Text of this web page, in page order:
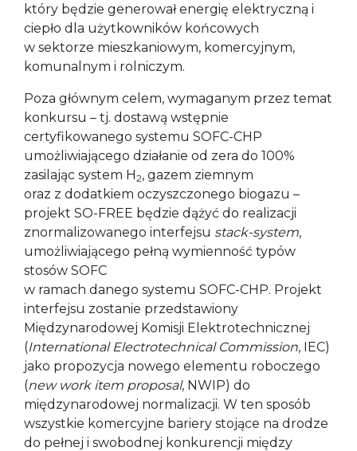
który będzie generował energię elektryczną i
ciepło dla użytkowników końcowych
w sektorze mieszkaniowym, komercyjnym,
komunalnym i rolniczym.
Poza głównym celem, wymaganym przez temat
konkursu – tj. dostawą wstępnie
certyfikowanego systemu SOFC-CHP
umożliwiającego działanie od zera do 100%
zasilając system H2, gazem ziemnym
oraz z dodatkiem oczyszczonego biogazu –
projekt SO-FREE będzie dążyć do realizacji
znormalizowanego interfejsu stack-system,
umożliwiającego pełną wymienność typów
stosów SOFC
w ramach danego systemu SOFC-CHP. Projekt
interfejsu zostanie przedstawiony
Międzynarodowej Komisji Elektrotechnicznej
(International Electrotechnical Commission, IEC)
jako propozycja nowego elementu roboczego
(new work item proposal, NWIP) do
międzynarodowej normalizacji. W ten sposób
wszystkie komercyjne bariery stojące na drodze
do pełnej i swobodnej konkurencji między